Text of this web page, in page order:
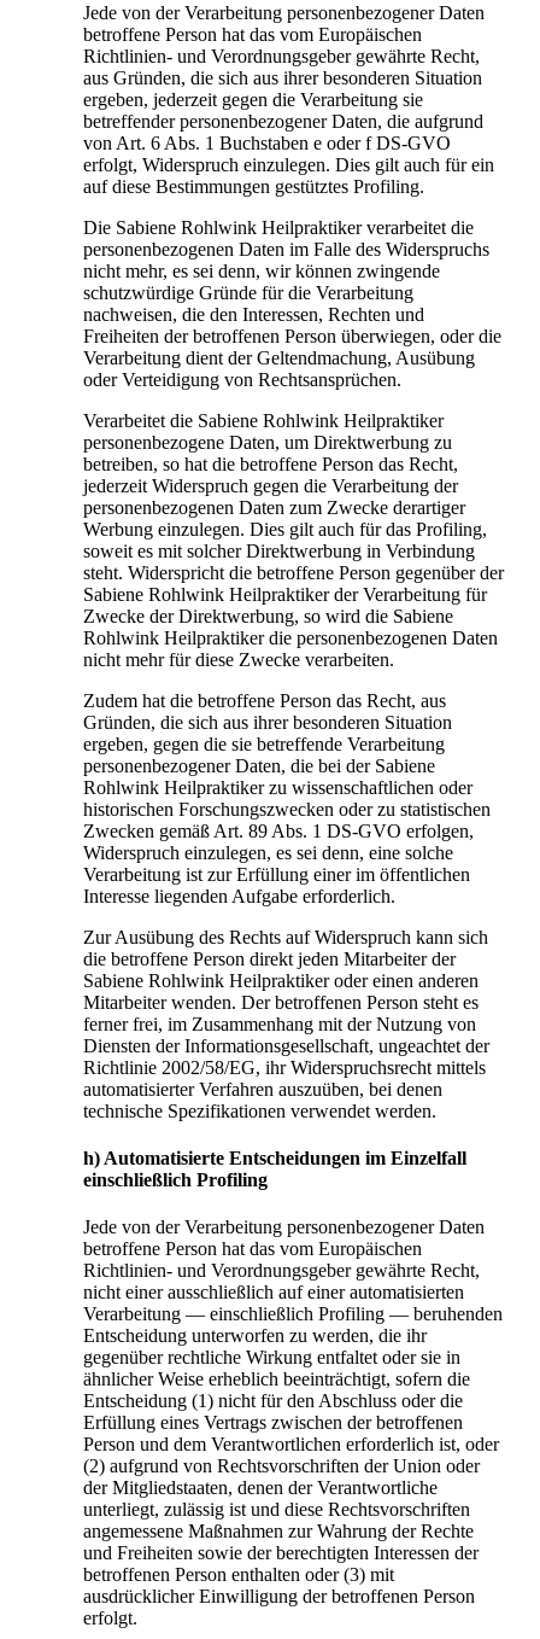
Jede von der Verarbeitung personenbezogener Daten
betroffene Person hat das vom Europäischen
Richtlinien- und Verordnungsgeber gewährte Recht,
aus Gründen, die sich aus ihrer besonderen Situation
ergeben, jederzeit gegen die Verarbeitung sie
betreffender personenbezogener Daten, die aufgrund
von Art. 6 Abs. 1 Buchstaben e oder f DS-GVO
erfolgt, Widerspruch einzulegen. Dies gilt auch für ein
auf diese Bestimmungen gestütztes Profiling.
Die Sabiene Rohlwink Heilpraktiker verarbeitet die
personenbezogenen Daten im Falle des Widerspruchs
nicht mehr, es sei denn, wir können zwingende
schutzwürdige Gründe für die Verarbeitung
nachweisen, die den Interessen, Rechten und
Freiheiten der betroffenen Person überwiegen, oder die
Verarbeitung dient der Geltendmachung, Ausübung
oder Verteidigung von Rechtsansprüchen.
Verarbeitet die Sabiene Rohlwink Heilpraktiker
personenbezogene Daten, um Direktwerbung zu
betreiben, so hat die betroffene Person das Recht,
jederzeit Widerspruch gegen die Verarbeitung der
personenbezogenen Daten zum Zwecke derartiger
Werbung einzulegen. Dies gilt auch für das Profiling,
soweit es mit solcher Direktwerbung in Verbindung
steht. Widerspricht die betroffene Person gegenüber der
Sabiene Rohlwink Heilpraktiker der Verarbeitung für
Zwecke der Direktwerbung, so wird die Sabiene
Rohlwink Heilpraktiker die personenbezogenen Daten
nicht mehr für diese Zwecke verarbeiten.
Zudem hat die betroffene Person das Recht, aus
Gründen, die sich aus ihrer besonderen Situation
ergeben, gegen die sie betreffende Verarbeitung
personenbezogener Daten, die bei der Sabiene
Rohlwink Heilpraktiker zu wissenschaftlichen oder
historischen Forschungszwecken oder zu statistischen
Zwecken gemäß Art. 89 Abs. 1 DS-GVO erfolgen,
Widerspruch einzulegen, es sei denn, eine solche
Verarbeitung ist zur Erfüllung einer im öffentlichen
Interesse liegenden Aufgabe erforderlich.
Zur Ausübung des Rechts auf Widerspruch kann sich
die betroffene Person direkt jeden Mitarbeiter der
Sabiene Rohlwink Heilpraktiker oder einen anderen
Mitarbeiter wenden. Der betroffenen Person steht es
ferner frei, im Zusammenhang mit der Nutzung von
Diensten der Informationsgesellschaft, ungeachtet der
Richtlinie 2002/58/EG, ihr Widerspruchsrecht mittels
automatisierter Verfahren auszuüben, bei denen
technische Spezifikationen verwendet werden.
h) Automatisierte Entscheidungen im Einzelfall
einschließlich Profiling
Jede von der Verarbeitung personenbezogener Daten
betroffene Person hat das vom Europäischen
Richtlinien- und Verordnungsgeber gewährte Recht,
nicht einer ausschließlich auf einer automatisierten
Verarbeitung — einschließlich Profiling — beruhenden
Entscheidung unterworfen zu werden, die ihr
gegenüber rechtliche Wirkung entfaltet oder sie in
ähnlicher Weise erheblich beeinträchtigt, sofern die
Entscheidung (1) nicht für den Abschluss oder die
Erfüllung eines Vertrags zwischen der betroffenen
Person und dem Verantwortlichen erforderlich ist, oder
(2) aufgrund von Rechtsvorschriften der Union oder
der Mitgliedstaaten, denen der Verantwortliche
unterliegt, zulässig ist und diese Rechtsvorschriften
angemessene Maßnahmen zur Wahrung der Rechte
und Freiheiten sowie der berechtigten Interessen der
betroffenen Person enthalten oder (3) mit
ausdrücklicher Einwilligung der betroffenen Person
erfolgt.